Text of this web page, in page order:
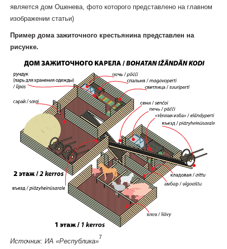
является дом Ошенева, фото которого представлено на главном
изображении статьи)
Пример дома зажиточного крестьянина представлен на
рисунке.
Источник: ИА «Республика»
7